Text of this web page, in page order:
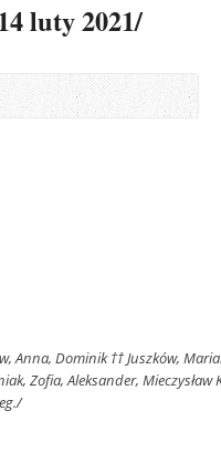
luty 2021/
Anna, Dominik †† Juszków,
Zofia, Aleksander, Mieczysław